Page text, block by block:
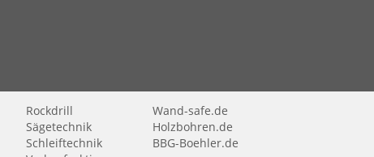
Rockdrill
Sägetechnik
Schleiftechnik
Wand-safe.de
Holzbohren.de
BBG-Boehler.de